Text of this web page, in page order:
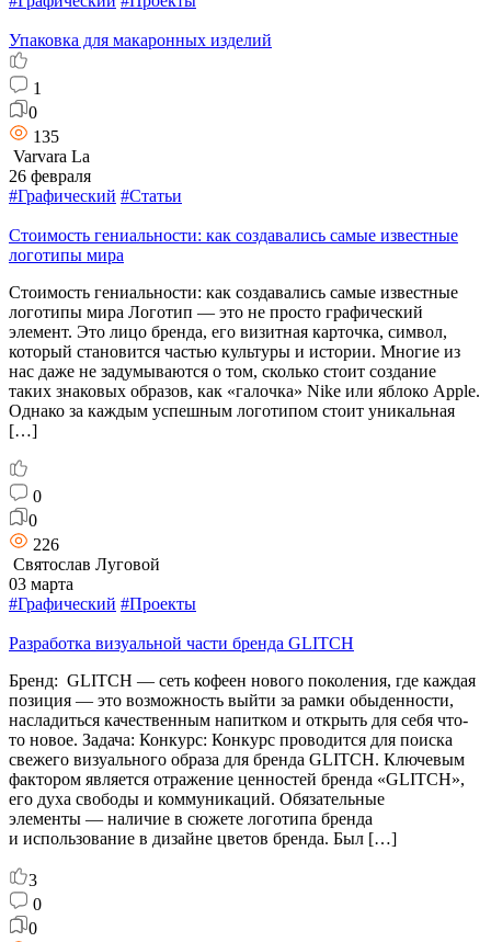
Упаковка для макаронных изделий
1
0
135
Varvara La
26 февраля
#Графический #Статьи
Стоимость гениальности: как создавались самые известные
логотипы мира
Стоимость гениальности: как создавались самые известные
логотипы мира Логотип — это не просто графический
элемент. Это лицо бренда, его визитная карточка, символ,
который становится частью культуры и истории. Многие из
нас даже не задумываются о том, сколько стоит создание
таких знаковых образов, как «галочка» Nike или яблоко Apple.
Однако за каждым успешным логотипом стоит уникальная
[…]
0
0
226
Святослав Луговой
03 марта
#Графический #Проекты
Разработка визуальной части бренда GLITCH
Бренд: GLITCH — сеть кофеен нового поколения, где каждая
позиция — это возможность выйти за рамки обыденности,
насладиться качественным напитком и открыть для себя что-
то новое. Задача: Конкурс: Конкурс проводится для поиска
свежего визуального образа для бренда GLITCH. Ключевым
фактором является отражение ценностей бренда «GLITCH»,
его духа свободы и коммуникаций. Обязательные
элементы — наличие в сюжете логотипа бренда
и использование в дизайне цветов бренда. Был […]
3
0
0